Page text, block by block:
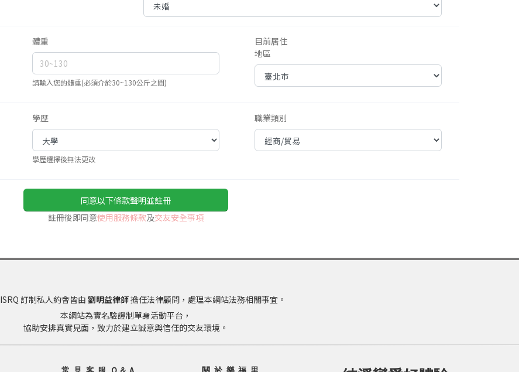
體重
請輸入您的體重(必須介於30~130公斤之間)
目前居住
地區
學歷
學歷選擇後無法更改
職業類別
同意以下條款聲明並註冊
註冊後即同意使用服務條款及交友安全事項
訂制私人約會皆由劉明益律師擔任法律顧問，處理本網站法務相關事宜。
本網站為實名驗證制單身活動平台，
協助安排真實見面，致力於建立誠意與信任的交友環境。